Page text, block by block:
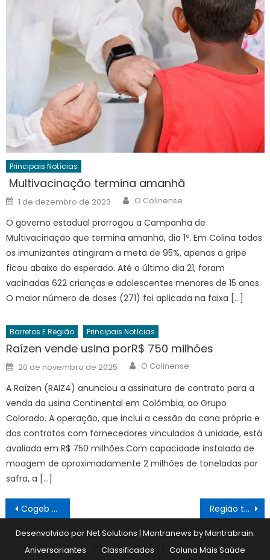
Principais Notícias
Multivacinação termina amanhã
Posted
on
1 de dezembro de 2023 Author
O Colinense
O governo estadual prorrogou a Campanha de
Multivacinação que termina amanhã, dia 1º. Em Colina todos
os imunizantes atingiram a meta de 95%, apenas a gripe
ficou abaixo do esperado. Até o último dia 21, foram
vacinadas 622 crianças e adolescentes menores de 15 anos.
O maior número de doses (271) foi aplicada na faixa […]
Barretos E Região Principais Notícias
Raízen vende usina porR$ 750 milhões
Posted
on
20 de novembro de 2025 Author
O Colinense
A Raízen (RAIZ4) anunciou a assinatura de contrato para a
venda da usina Continental em Colômbia, ao Grupo
Colorado. A operação, que inclui a cessão da cana própria e
dos contratos com fornecedores vinculados à unidade, está
avaliada em R$ 750 milhões.Com capacidade instalada de
moagem de aproximadamente 2 milhões de toneladas por
safra, a […]
Navegação
de
Post
Cogeb pede colaboração para festa de Natal Região terá mais 21 novos radares em 2025
Desenvolvido por Net Solutions | Mantranews byMantrabrain.
Aniversariantes
Classificados
Coluna Mais Saúde